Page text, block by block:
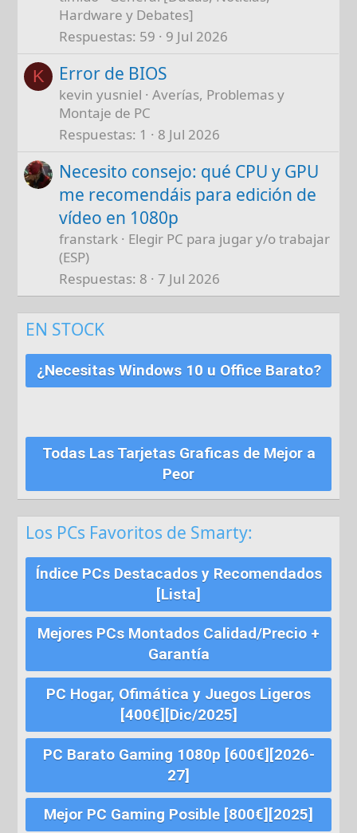
Hardware y Debates]
Respuestas 59 9 Jul 2026
K Error de BIOS
kevin yusniel
Averías, Problemas y
Montaje de PC
Respuestas 1 8 Jul 2026
Necesito consejo: qué CPU y GPU
me recomendáis para edición de
vídeo en 1080p
franstark
Elegir PC para jugar y/o trabajar
(ESP)
Respuestas 8 7 Jul 2026
EN STOCK
¿Necesitas Windows 10 u Office Barato?
Todas Las Tarjetas Graficas de Mejor a
Peor
Los PCs Favoritos de Smarty:
Índice PCs Destacados y Recomendados
[Lista]
Mejores PCs Montados Calidad/Precio +
Garantía
PC Hogar, Ofimática y Juegos Ligeros
[400€][Dic/2025]
PC Barato Gaming 1080p [600€][2026-
27]
Mejor PC Gaming Posible [800€][2025]